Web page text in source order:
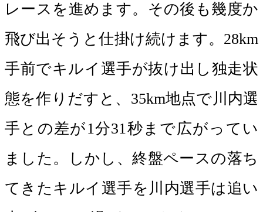
レースを進めます。その後も幾度か
飛び出そうと仕掛け続けます。28km
手前でキルイ選手が抜け出し独走状
態を作りだすと、35km地点で川内選
手との差が1分31秒まで広がってい
ました。しかし、終盤ペースの落ち
てきたキルイ選手を川内選手は追い